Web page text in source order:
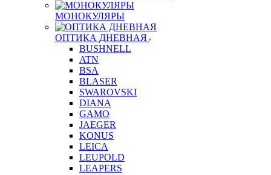
МОНОКУЛЯРЫ
ОПТИКА ДНЕВНАЯ
BUSHNELL
ATN
BSA
BLASER
SWAROVSKI
DIANA
GAMO
JAEGER
KONUS
LEICA
LEUPOLD
LEAPERS